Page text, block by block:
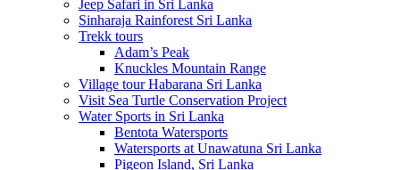
Jeep Safari in Sri Lanka
Sinharaja Rainforest Sri Lanka
Trekk tours
Adam’s Peak
Knuckles Mountain Range
Village tour Habarana Sri Lanka
Visit Sea Turtle Conservation Project
Water Sports in Sri Lanka
Bentota Watersports
Watersports at Unawatuna Sri Lanka
Pigeon Island, Sri Lanka